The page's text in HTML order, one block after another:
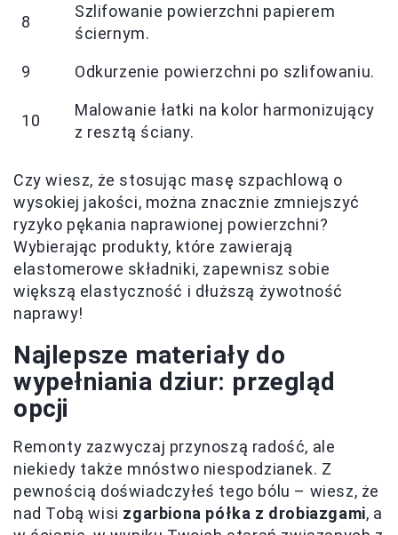
8
Szlifowanie powierzchni papierem
ściernym.
9 Odkurzenie powierzchni po szlifowaniu.
10
Malowanie łatki na kolor harmonizujący
z resztą ściany.
Czy wiesz, że stosując masę szpachlową o
wysokiej jakości, można znacznie zmniejszyć
ryzyko pękania naprawionej powierzchni?
Wybierając produkty, które zawierają
elastomerowe składniki, zapewnisz sobie
większą elastyczność i dłuższą żywotność
naprawy!
Najlepsze materiały do
wypełniania dziur: przegląd
opcji
Remonty zazwyczaj przynoszą radość, ale
niekiedy także mnóstwo niespodzianek. Z
pewnością doświadczyłeś tego bólu – wiesz, że
nad Tobą wisi zgarbiona półka z drobiazgami, a